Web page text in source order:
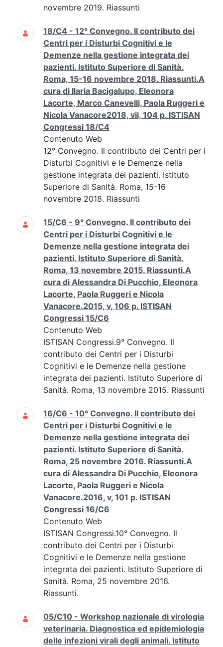
novembre 2019. Riassunti
18/C4 - 12° Convegno. Il contributo dei
Centri per i Disturbi Cognitivi e le
Demenze nella gestione integrata dei
pazienti. Istituto Superiore di Sanità.
Roma, 15-16 novembre 2018. Riassunti.A
cura di Ilaria Bacigalupo, Eleonora
Lacorte, Marco Canevelli, Paola Ruggeri e
Nicola Vanacore2018, vii, 104 p. ISTISAN
Congressi 18/C4
Contenuto Web
12° Convegno. Il contributo dei Centri per i
Disturbi Cognitivi e le Demenze nella
gestione integrata dei pazienti. Istituto
Superiore di Sanità. Roma, 15-16
novembre 2018. Riassunti
15/C6 - 9° Convegno. Il contributo dei
Centri per i Disturbi Cognitivi e le
Demenze nella gestione integrata dei
pazienti. Istituto Superiore di Sanità.
Roma, 13 novembre 2015. Riassunti.A
cura di Alessandra Di Pucchio, Eleonora
Lacorte, Paola Ruggeri e Nicola
Vanacore.2015, v, 106 p. ISTISAN
Congressi 15/C6
Contenuto Web
ISTISAN Congressi.9° Convegno. Il
contributo dei Centri per i Disturbi
Cognitivi e le Demenze nella gestione
integrata dei pazienti. Istituto Superiore di
Sanità. Roma, 13 novembre 2015. Riassunti
16/C6 - 10° Convegno. Il contributo dei
Centri per i Disturbi Cognitivi e le
Demenze nella gestione integrata dei
pazienti. Istituto Superiore di Sanità.
Roma, 25 novembre 2016. Riassunti.A
cura di Alessandra Di Pucchio, Eleonora
Lacorte, Paola Ruggeri e Nicola
Vanacore.2016, v, 101 p. ISTISAN
Congressi 16/C6
Contenuto Web
ISTISAN Congressi.10° Convegno. Il
contributo dei Centri per i Disturbi
Cognitivi e le Demenze nella gestione
integrata dei pazienti. Istituto Superiore di
Sanità. Roma, 25 novembre 2016.
Riassunti.
05/C10 - Workshop nazionale di virologia
veterinaria. Diagnostica ed epidemiologia
delle infezioni virali degli animali. Istituto